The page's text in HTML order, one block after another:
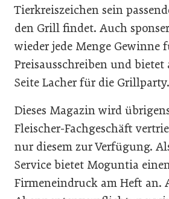
Tierkreiszeichen sein
den Grill findet. Auch
wieder jede Menge Gewinne
Preisausschreiben und bietet
Seite Lacher für die Grillparty.
Dieses Magazin wird
Fleischer-Fachgeschäft
nur diesem zur Verfügung.
Service bietet Moguntia
Firmeneindruck am Heft an.